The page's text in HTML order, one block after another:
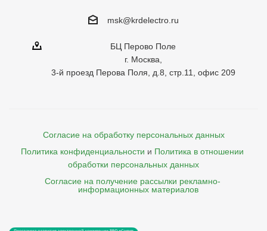
msk@krdelectro.ru
БЦ Перово Поле
г. Москва,
3-й проезд Перова Поля, д.8, стр.11, офис 209
Согласие на обработку персональных данных
Политика конфиденциальности и Политика в отношении
обработки персональных данных
Согласие на получение рассылки рекламно-
    информационных материалов